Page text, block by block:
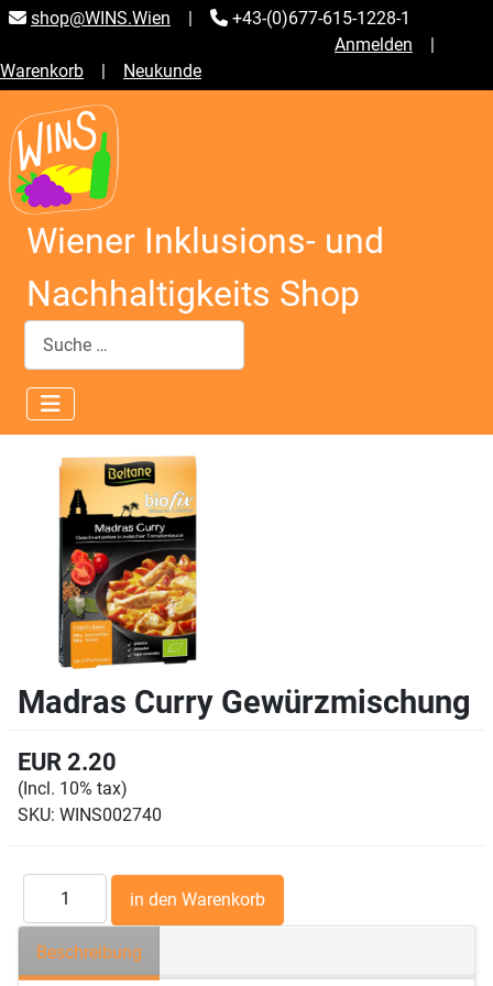
shop@WINS.Wien |
+43-(0)677-615-1228-1
Anmelden |
Warenkorb | Neukunde
Wiener Inklusions- und
Nachhaltigkeits Shop
Suchen
Madras Curry Gewürzmischung
EUR 2.20
(Incl. 10% tax)
SKU: WINS002740
Beschreibung